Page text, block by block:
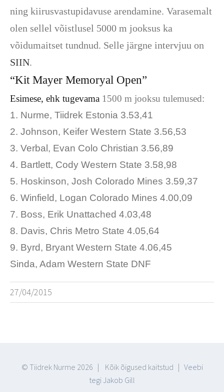
ning kiirusvastupidavuse arendamine. Varasemalt
olen sellel võistlusel 5000 m jooksus ka
võidumaitset tundnud. Selle järgne intervjuu on
SIIN.
“Kit Mayer Memoryal Open”
Esimese, ehk tugevama 1500 m jooksu tulemused:
1. Nurme, Tiidrek Estonia 3.53,41
2. Johnson, Keifer Western State 3.56,53
3. Verbal, Evan Colo Christian 3.56,89
4. Bartlett, Cody Western State 3.58,98
5. Hoskinson, Josh Colorado Mines 3.59,37
6. Winfield, Logan Colorado Mines 4.00,09
7. Boss, Erik Unattached 4.03,48
8. Davis, Chris Metro State 4.05,64
9. Byrd, Bryant Western State 4.06,45
Sinda, Adam Western State DNF
27/04/2015
© Tiidrek Nurme 2026 | Kõik õigused kaitstud | Veebi
tegi Jakob Gill